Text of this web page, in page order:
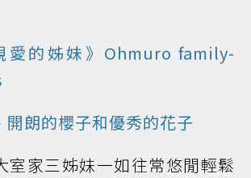
愛的姊妹》Ohmuro family-
開朗的櫻子和優秀的花子
室家三姊妹一如往常悠閒輕鬆